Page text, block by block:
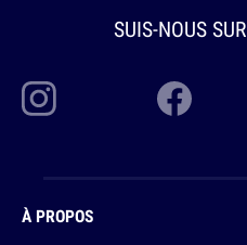
SUIS-NOUS SUR
À PROPOS